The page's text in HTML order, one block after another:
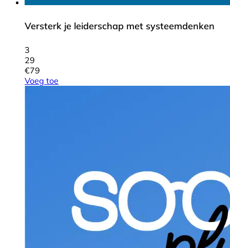
Versterk je leiderschap met systeemdenken
3
29
€79
Voeg toe